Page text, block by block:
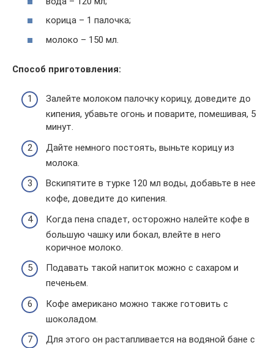
корица – 1 палочка;
молоко – 150 мл.
Способ приготовления:
Залейте молоком палочку корицу, доведите до
кипения, убавьте огонь и поварите, помешивая, 5
минут.
Дайте немного постоять, выньте корицу из
молока.
Вскипятите в турке 120 мл воды, добавьте в нее
кофе, доведите до кипения.
Когда пена спадет, осторожно налейте кофе в
большую чашку или бокал, влейте в него
коричное молоко.
Подавать такой напиток можно с сахаром и
печеньем.
Кофе американо можно также готовить с
шоколадом.
Для этого он растапливается на водяной бане с